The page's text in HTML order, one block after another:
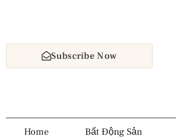
Subscribe Now
Home Bất Động Sản